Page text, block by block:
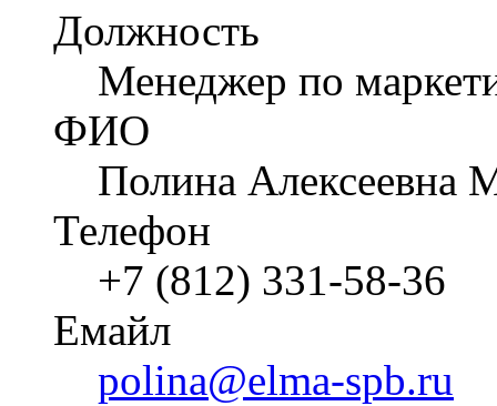
Должность
Менеджер по
ФИО
Полина Алексеевна
Телефон
+7 (812) 331-58-36
Емайл
polina@elma-spb.ru